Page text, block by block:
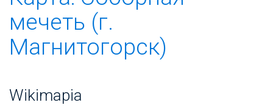
мечеть (г.
Магнитогорск)
Wikimapia